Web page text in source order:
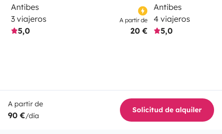
Antibes
3 viajeros
5,0
A partir de
20 €
Antibes
4 viajeros
5,0
A partir de
90 €/día
Solicitud de alquiler